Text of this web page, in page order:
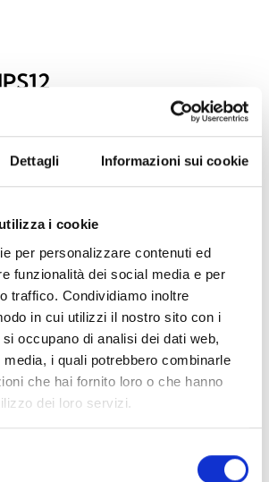
Dettagli Informazioni sui cookie
i cookie
per personalizzare contenuti ed
funzionalità dei social media e per
traffico. Condividiamo inoltre
in cui utilizzi il nostro sito con i
occupano di analisi dei dati web,
i quali potrebbero combinarle
che hai fornito loro o che hanno
dei loro servizi.
questo prodotto?
Trova un
distributore